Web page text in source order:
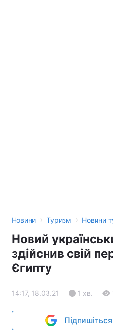
Новини › Туризм › Новини
Новий
здійснив свій
Єгипту
14:17, 18.03.21 1 хв.